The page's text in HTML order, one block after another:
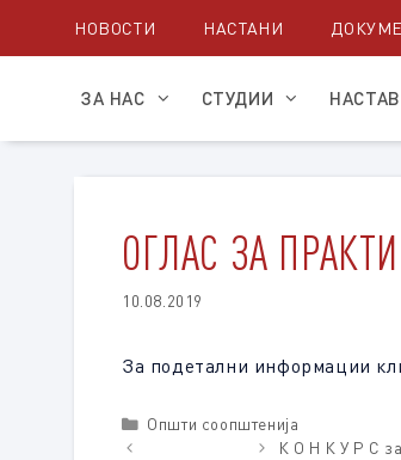
НОВОСТИ НАСТАНИ
ЗА НАС СТУДИИ
ОГЛАС ЗА
10.08.2019
За подетални информации
Categories
Општи соопштенија
К О Н К У Р С за